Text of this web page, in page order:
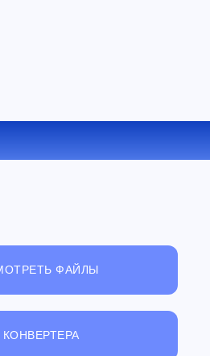
CAB В 7Z ОНЛАЙН
ФАЙЛЫ
КОНВЕРТЕРА